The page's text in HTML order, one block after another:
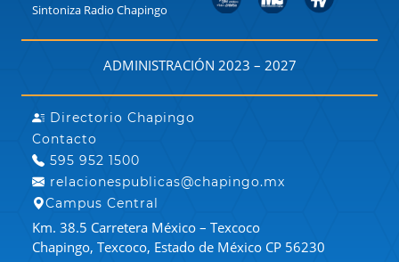
Sintoniza Radio Chapingo
ADMINISTRACIÓN 2023 – 2027
Directorio Chapingo
Contacto
595 952 1500
relacionespublicas@chapingo.mx
Campus Central
Km. 38.5 Carretera México – Texcoco
Chapingo, Texcoco, Estado de México CP 56230